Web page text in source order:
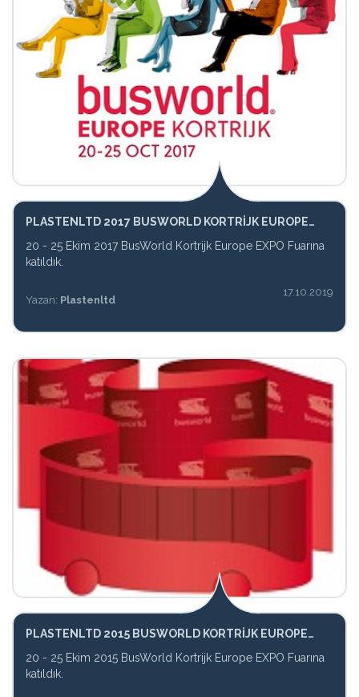
PLASTENLTD 2017 BUSWORLD KORTRIJK EUROPE
20 - 25 Ekim 2017 BusWorld Kortrijk Europe EXPO Fuarına
katıldık.
Yazan: Plastenltd
17.10.2019
PLASTENLTD 2015 BUSWORLD KORTRIJK EUROPE
20 - 25 Ekim 2015 BusWorld Kortrijk Europe EXPO Fuarına
katıldık.